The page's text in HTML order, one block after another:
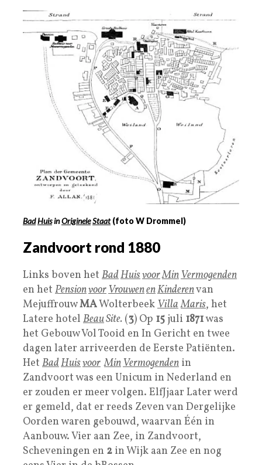
BadHuisinOrigineleStaat(foto W Drommel)
Zandvoort rond 1880
Links boven het BadHuisvoorMinVermogenden
en het PensionvoorVrouwenenKinderenvan
MejuffrouwMAWolterbeekVillaMaris, het
Latere hotel BeauSite. (3) Op 15 juli 1871was
het Gebouw Vol Tooid en In Gericht en twee
dagen later arriveerden de Eerste Patiënten.
Het BadHuisvoor MinVermogenden in
Zandvoort was een Unicum in Nederland en
er zouden er meer volgen. ElfJjaar Later werd
er gemeld, dat er reeds Zeven van Dergelijke
Oorden waren gebouwd, waarvan Één in
Aanbouw. Vier aan Zee, in Zandvoort,
Scheveningen en 2 in Wijk aan Zee en nog